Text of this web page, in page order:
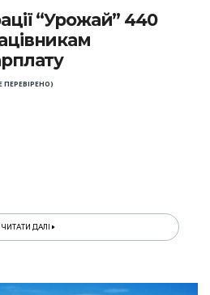
“Урожай” 440
ПЕРЕВІРЕНО)
ЧИТАТИ ДАЛІ